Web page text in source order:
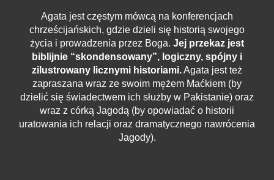
Agata jest częstym mówcą na konferencjach
chrześcijańskich, gdzie dzieli się historią swojego
życia i prowadzenia przez Boga. Jej przekaz jest
biblijnie “skondensowany”, logiczny, spójny i
zilustrowany licznymi historiami.Agata jest też
zapraszana wraz ze swoim mężem Maćkiem (by
dzielić się świadectwem ich służby w Pakistanie) oraz
wraz z córką Jagodą (by opowiadać o historii
uratowania ich relacji oraz dramatycznego nawrócenia
Jagody).